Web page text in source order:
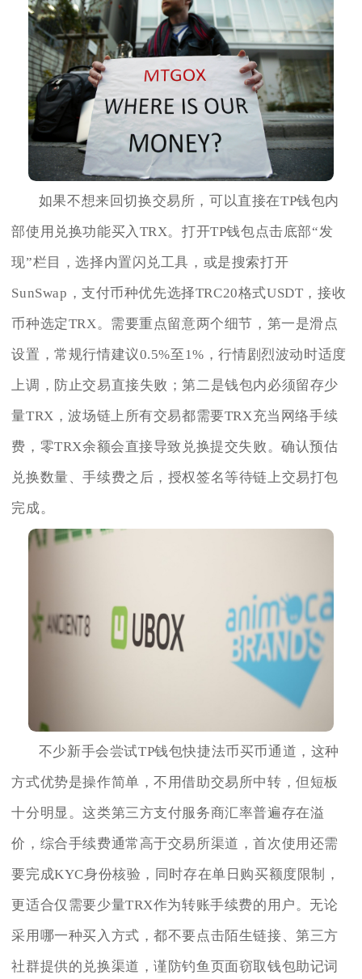
如果不想来回切换交易所，可以直接在TP钱包内
部使用兑换功能买入TRX。打开TP钱包点击底部“发
现”栏目，选择内置闪兑工具，或是搜索打开
SunSwap，支付币种优先选择TRC20格式USDT，接收
币种选定TRX。需要重点留意两个细节，第一是滑点
设置，常规行情建议0.5%至1%，行情剧烈波动时适度
上调，防止交易直接失败；第二是钱包内必须留存少
量TRX，波场链上所有交易都需要TRX充当网络手续
费，零TRX余额会直接导致兑换提交失败。确认预估
兑换数量、手续费之后，授权签名等待链上交易打包
完成。
不少新手会尝试TP钱包快捷法币买币通道，这种
方式优势是操作简单，不用借助交易所中转，但短板
十分明显。这类第三方支付服务商汇率普遍存在溢
价，综合手续费通常高于交易所渠道，首次使用还需
要完成KYC身份核验，同时存在单日购买额度限制，
更适合仅需要少量TRX作为转账手续费的用户。无论
采用哪一种买入方式，都不要点击陌生链接、第三方
社群提供的兑换渠道，谨防钓鱼页面窃取钱包助记词